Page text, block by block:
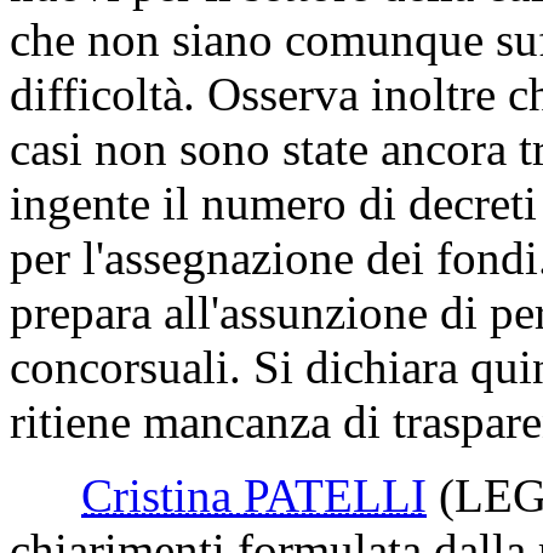
che non siano comunque
difficoltà. Osserva inoltre
casi non sono state ancora
ingente il numero di
per l'assegnazione dei
prepara all'assunzione di
concorsuali. Si dichiara
ritiene mancanza di
Cristina PATELLI